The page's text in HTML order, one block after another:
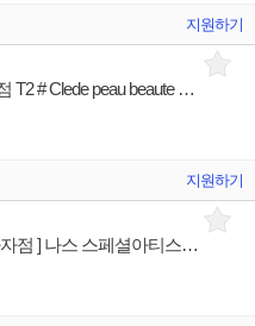
지원하기
# 끌레드뽀보떼 # 인천공항 롯데면세점 T2 # Clede peau beaute 브랜드 STAFF
지원하기
[ 나스 뷰티 ] [ 더현대대구점/ 대백프라자점 ] 나스 스페셜아티스트 제품디스플레이 매장판매사원